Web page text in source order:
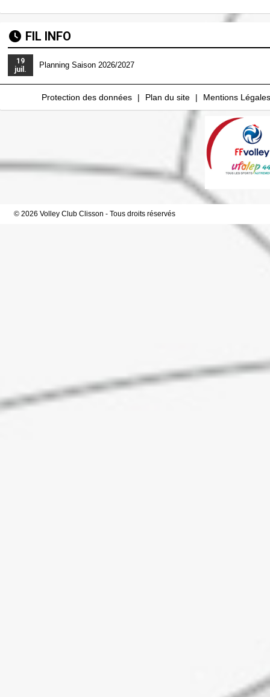
FIL INFO
19
juil.
Planning Saison 2026/2027
Protection des données Plan du site Mentions Légales
© 2026 Volley Club Clisson - Tous droits réservés